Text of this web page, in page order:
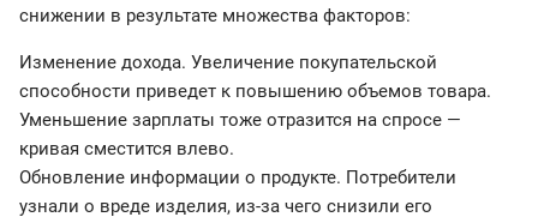
снижении в результате множества факторов:
Изменение дохода. Увеличение покупательской
способности приведет к повышению объемов товара.
Уменьшение зарплаты тоже отразится на спросе —
кривая сместится влево.
Обновление информации о продукте. Потребители
узнали о вреде изделия, из-за чего снизили его